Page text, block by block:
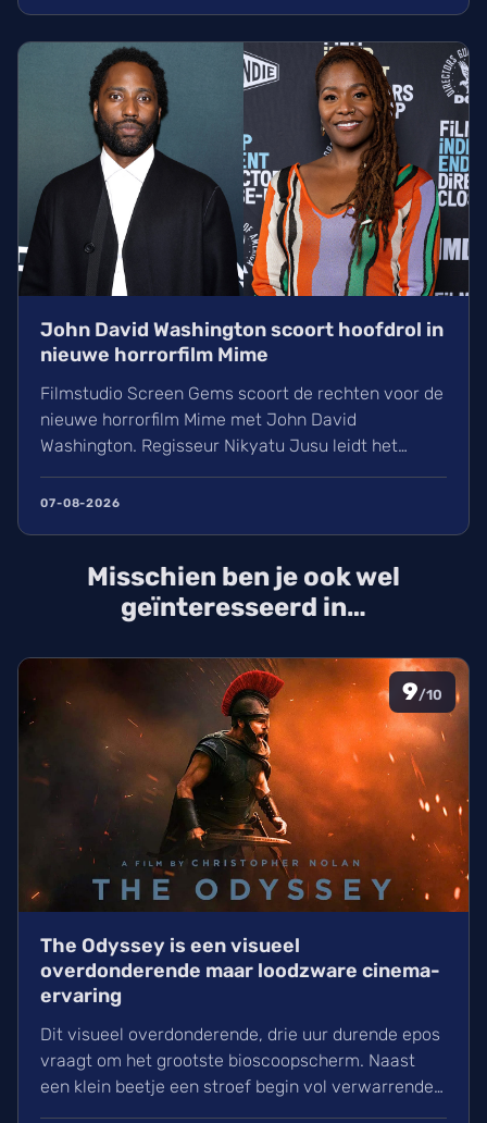
wachten!
John David Washington scoort hoofdrol in
nieuwe horrorfilm Mime
Filmstudio Screen Gems scoort de rechten voor de
nieuwe horrorfilm Mime met John David
Washington. Regisseur Nikyatu Jusu leidt het
bovennatuurlijke project. Ontdek ook het laatste
nieuws over streamingtoppers zoals Hit Man en
Thursday Murder Club.
07-08-2026
Misschien ben je ook wel
geïnteresseerd in…
9/10
The Odyssey is een visueel
overdonderende maar loodzware cinema-
ervaring
Dit visueel overdonderende, drie uur durende epos
vraagt om het grootste bioscoopscherm. Naast
een klein beetje een stroef begin vol verwarrende
flashbacks en wisselend acteerwerk, evolueert de